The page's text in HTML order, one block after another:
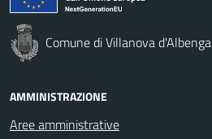
Comune di Villanova d'Albenga
AMMINISTRAZIONE
Aree amministrative